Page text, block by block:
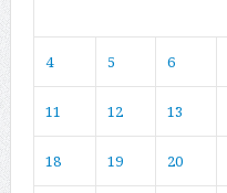
4 5 6
11 12 13
18 19 20